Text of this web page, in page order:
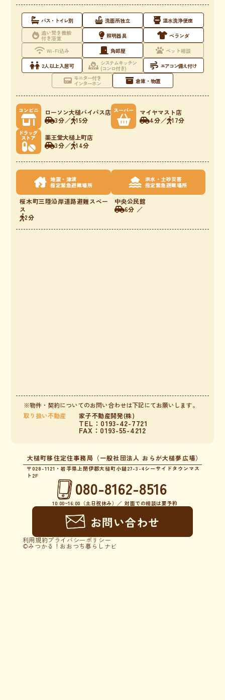
バス・トイレ別 洗面所独立
温水洗浄便座
追い焚き機能
付き浴室 照明器具
ベランダ
Wi-Fi込み
角部屋
ペット相談
2人以上入居可
システムキッチン
(コンロ付き)
エアコン備え付け
モニター付き
インターホン 倉庫・物置
コンビニ
ローソン大槌バイパス店
3分／ 15分
スーパー
マイヤマスト店
4分／ 17分
ドラッグ
ストア
薬王堂大槌上町店
3分／ 14分
地震・津波
指定緊急避難場所
桜木町三陸沿岸道路避難スペー
ス
2分
洪水・土砂災害
指定緊急避難場所
中央公民館
6分 ／
※物件・契約についてのお問い合わせは下記にてお願いします。
取り扱い不動産
家子不動産開発(株)
TEL：0193-42-7721
FAX：0193-55-4212
大槌町移住定住事務局（一般社団法人 おらが大槌夢広場）
〒028-1121・岩手県上閉伊郡大槌町小鎚27-3-4シーサイドタウンマス
ト2F
080-8162-8516
10:00~16:00（土日祝休み）／ 対面での相談は要予約
お問い合わせ
利用規約プライバシーポリシー
©︎みつかる！おおつち暮らしナビ